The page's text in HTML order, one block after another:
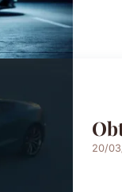
20/